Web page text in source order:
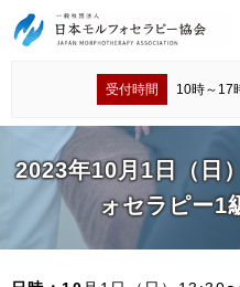
受付時間 10時～17
2023年10月1日（日
ォセラピー1